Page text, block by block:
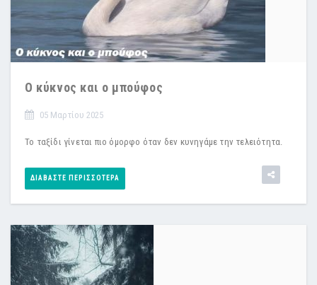
Ο κύκνος και ο μπούφος
05 Μαρτίου 2025
Το ταξίδι γίνεται πιο όμορφο όταν δεν κυνηγάμε την τελειότητα.
ΔΙΑΒΆΣΤΕ ΠΕΡΙΣΣΌΤΕΡΑ